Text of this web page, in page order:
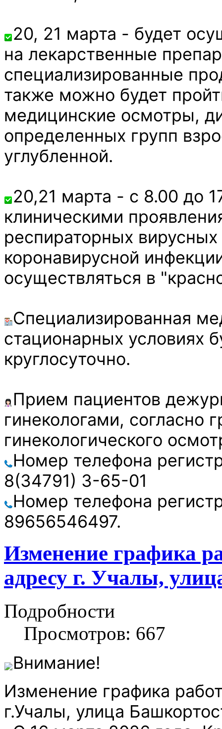
20, 21 марта - будет
на лекарственные
специализированные
также можно будет
медицинские осмотры,
определенных групп
углубленной.
20,21 марта - с 8.00 до
клиническими
респираторных
коронавирусной
осуществляться в
Специализированная
стационарных условиях
круглосуточно.
Прием пациентов
гинекологами, согласно
гинекологического
Номер телефона
8(34791) 3-65-01
Номер телефона
89656546497.
Изменение графика
адресу г. Учалы,
Подробности
Просмотров: 667
Внимание!
Изменение графика
г.Учалы, улица